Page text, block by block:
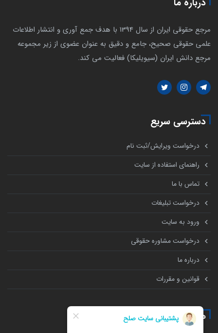
مرجع حقوقی ایران از سال 1394 با هدف جمع آوری و انتشار اطلاعات
علمی حقوقی صحیح، جامع و دقیق به عنوان عضوی از زیر مجموعه
مرجع دانش ایران (سیویلیکا) فعالیت می کند.
دسترسی سریع
درخواست ویرایش/ثبت نام
راهنمای استفاده از سایت
تماس با ما
درخواست تبلیغات
ورود به سایت
درخواست مشاوره حقوقی
درباره ما
قوانین و مقررات
همه چیز درباره